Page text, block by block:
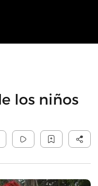
los niños